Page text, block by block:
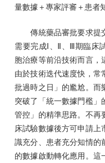
量數據＋專家評審＋患者
傳統藥品審批要求提
需要完成Ⅰ、Ⅱ、Ⅲ期臨床
胞治療等前沿技術而言，
由於技術迭代速度快，常
批過時之日」的尷尬。而
突破了「統一數據門檻」
管控」的精準思路。不再
床試驗數據後方可申請上
識充分、患者充分知情的
的數據啟動轉化應用。這